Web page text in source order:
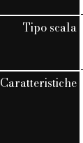
Tipo scala
Caratteristiche